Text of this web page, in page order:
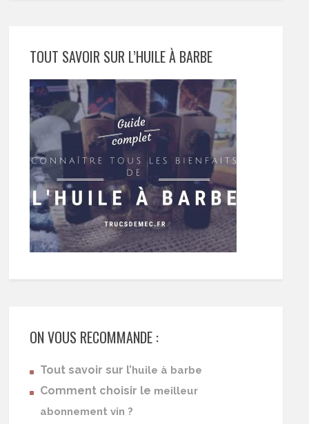
TOUT SAVOIR SUR L’HUILE À BARBE
ON VOUS RECOMMANDE :
Tout savoir sur l’huile à barbe
Comment choisir le meilleur
abonnement vin ?